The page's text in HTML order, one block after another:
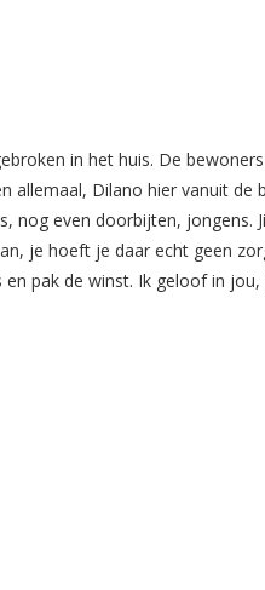
in het huis. De
allemaal, Dilano hier vanuit de
nog even doorbijten,
je hoeft je daar echt geen
pak de winst. Ik geloof in